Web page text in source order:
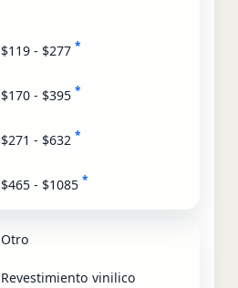
$119 - $277 *
$170 - $395 *
$271 - $632 *
$465 - $1085 *
Otro
Revestimiento vinilico